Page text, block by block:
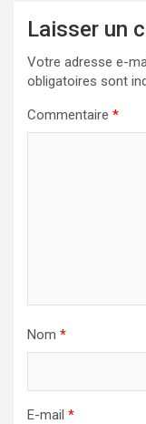
Laisser un
Votre adresse e-
obligatoires sont
Commentaire *
Nom *
E-mail *